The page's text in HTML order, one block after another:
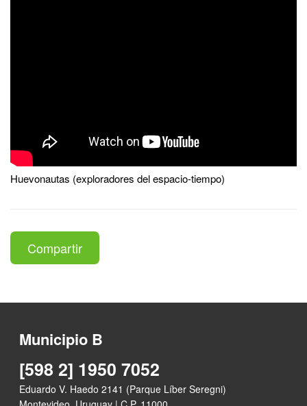
Huevonautas (exploradores del espacio-tiempo)
Compartir
Municipio B
[598 2] 1950 7052
Eduardo V. Haedo 2141 (Parque Líber Seregni)